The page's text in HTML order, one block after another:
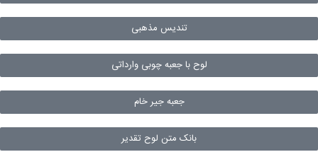
تندیس مذهبی
لوح با جعبه چوبی وارداتی
جعبه جیر خام
بانک متن لوح تقدیر